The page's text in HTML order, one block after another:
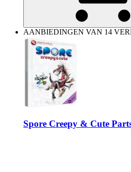
AANBIEDINGEN VAN 14
Spore Creepy & Cute